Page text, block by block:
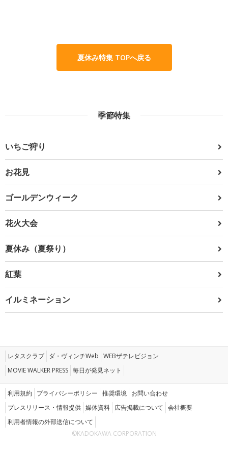
夏休み特集 TOPへ戻る
季節特集
いちご狩り
お花見
ゴールデンウィーク
花火大会
夏休み（夏祭り）
紅葉
イルミネーション
レタスクラブ ダ・ヴィンチWeb WEBザテレビジョン
MOVIE WALKER PRESS 毎日が発見ネット
利用規約 プライバシーポリシー 推奨環境 お問い合わせ
プレスリリース・情報提供 媒体資料 広告掲載について 会社概要
利用者情報の外部送信について
©KADOKAWA CORPORATION